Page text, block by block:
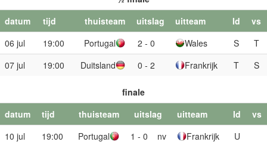
datum
tijd thuisteam uitslag uitteam Id
vs
06 jul
19:00 Portugal 2 - 0 Wales S
T
07 jul
19:00 Duitsland 0 - 2 Frankrijk T S
finale
datum
tijd thuisteam uitslag uitteam Id
vs
10 jul
19:00 Portugal 1 - 0 nv Frankrijk U